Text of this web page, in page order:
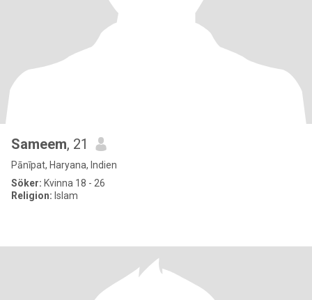
Sameem, 21
Pānīpat, Haryana, Indien
Söker: Kvinna 18 - 26
Religion: Islam